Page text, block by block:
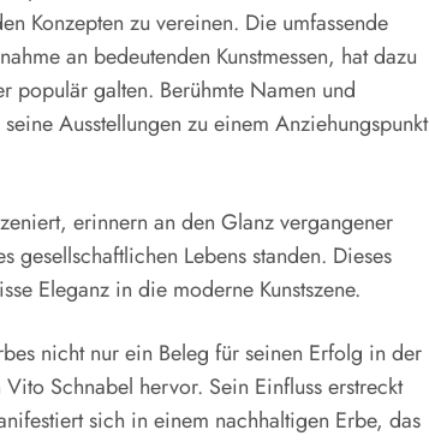
Konzepten zu vereinen. Die umfassende
an bedeutenden Kunstmessen, hat dazu
populär galten. Berühmte Namen und
Ausstellungen zu einem Anziehungspunkt
erinnern an den Glanz vergangener
gesellschaftlichen Lebens standen. Dieses
Eleganz in die moderne Kunstszene.
nicht nur ein Beleg für seinen Erfolg in der
Schnabel hervor. Sein Einfluss erstreckt
sich in einem nachhaltigen Erbe, das